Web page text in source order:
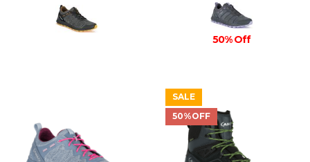
50% Off
SALE
50%OFF